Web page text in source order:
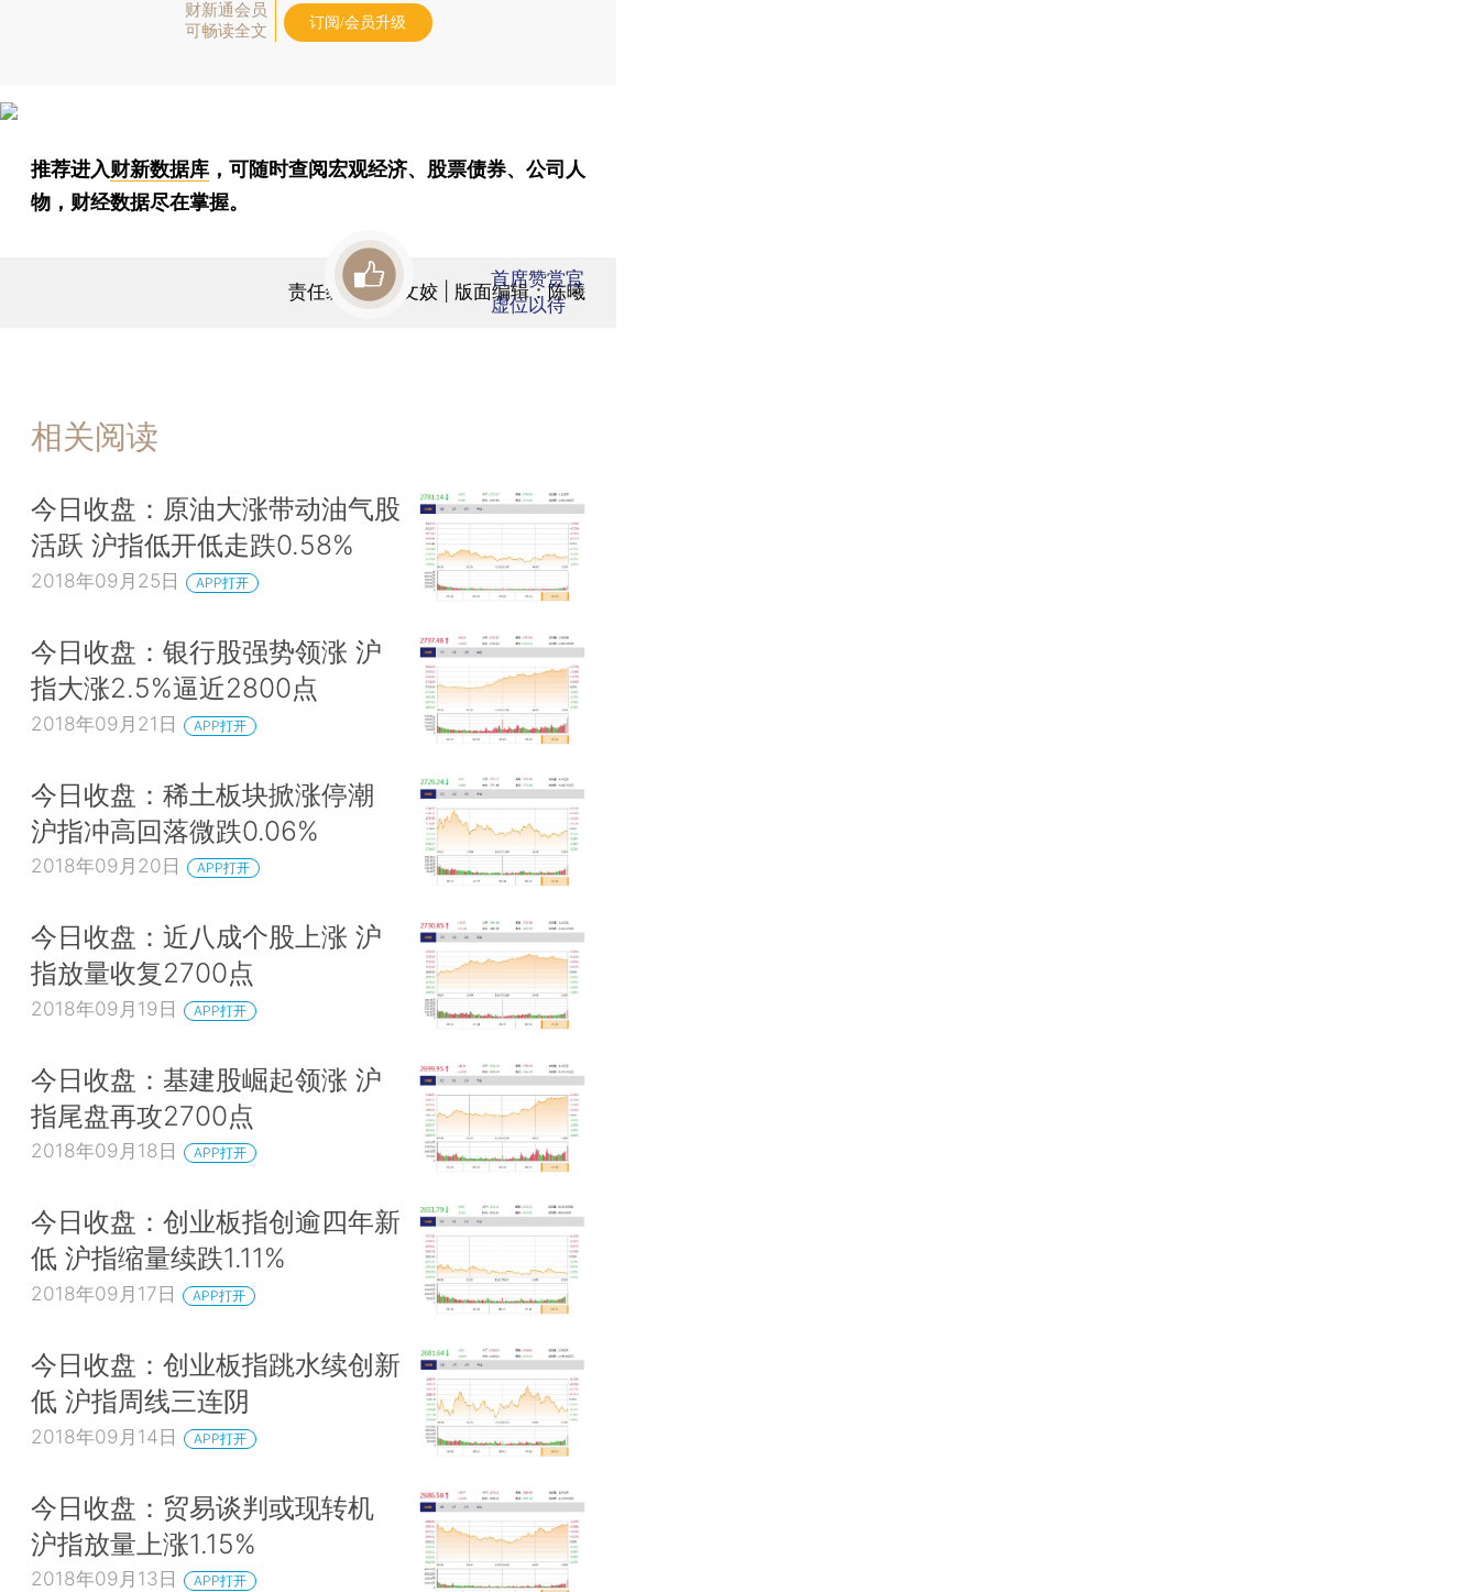
财新通会员
可畅读全文
订阅/会员升级
推荐进入财新数据库 ，可随时查阅宏观经济、股票债券、公司人
物，财经数据尽在掌握。
责任编辑：曹文姣 | 版面编辑：陈曦
首席赞赏官
虚位以待
相关阅读
今日收盘：原油大涨带动油气股
活跃 沪指低开低走跌0.58%
2018年09月25日 APP打开
今日收盘：银行股强势领涨 沪
指大涨2.5%逼近2800点
2018年09月21日 APP打开
今日收盘：稀土板块掀涨停潮
沪指冲高回落微跌0.06%
2018年09月20日 APP打开
今日收盘：近八成个股上涨 沪
指放量收复2700点
2018年09月19日 APP打开
今日收盘：基建股崛起领涨 沪
指尾盘再攻2700点
2018年09月18日 APP打开
今日收盘：创业板指创逾四年新
低 沪指缩量续跌1.11%
2018年09月17日 APP打开
今日收盘：创业板指跳水续创新
低 沪指周线三连阴
2018年09月14日 APP打开
今日收盘：贸易谈判或现转机
沪指放量上涨1.15%
2018年09月13日 APP打开